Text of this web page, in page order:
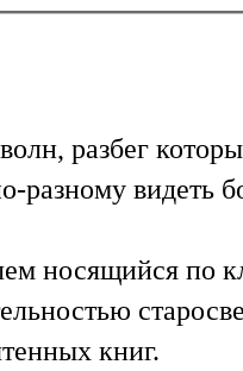
разбег
разному видеть
носящийся по
книг.